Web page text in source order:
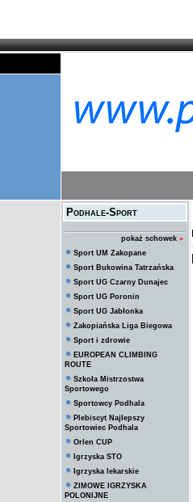
Podhale-Sport
pokaż schowek »
Sport UM Zakopane
Sport Bukowina Tatrzańska
Sport UG Czarny Dunajec
Sport UG Poronin
Sport UG Jabłonka
Zakopiańska Liga Biegowa
Sport i zdrowie
EUROPEAN CLIMBING
ROUTE
Szkoła Mistrzostwa
Sportowego
Sportowcy Podhala
Plebiscyt Najlepszy
Sportowiec Podhala
Orlen CUP
Igrzyska STO
Igrzyska lekarskie
ZIMOWE IGRZYSKA
POLONIJNE